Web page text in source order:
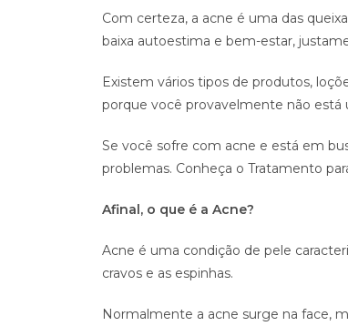
Com certeza, a acne é uma das
baixa autoestima e bem-estar,
Existem vários tipos de produtos,
porque você provavelmente não está
Se você sofre com acne e está em
problemas. Conheça o Tratamento
Afinal, o que é a Acne?
Acne é uma condição de pele
cravos e as espinhas.
Normalmente a acne surge na face,